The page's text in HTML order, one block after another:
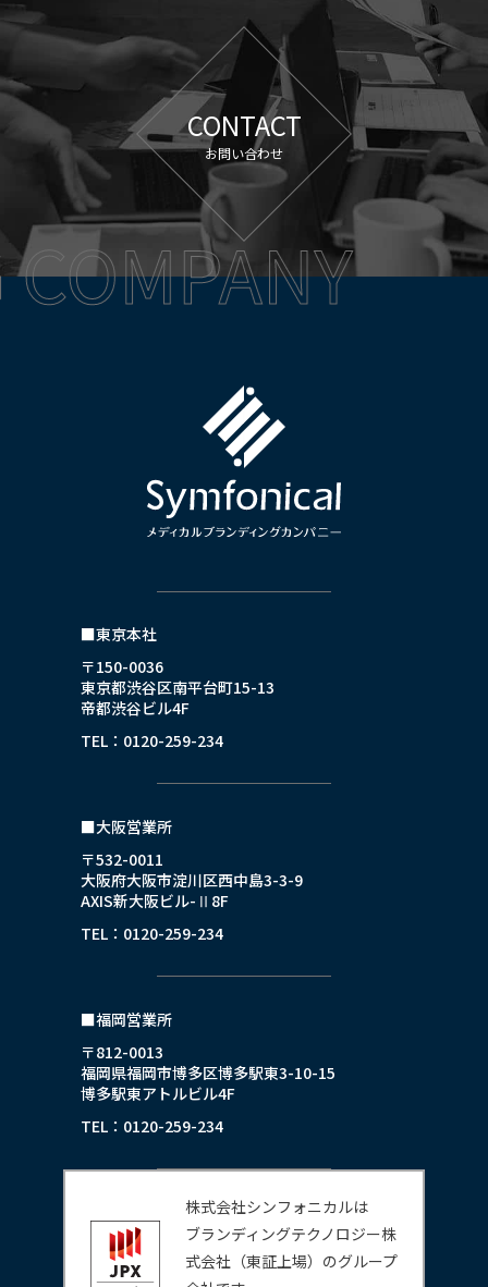
CONTACT
お問い合わせ
■東京本社
〒150-0036
東京都渋谷区南平台町15-13
帝都渋谷ビル4F
TEL：0120-259-234
■大阪営業所
〒532-0011
大阪府大阪市淀川区西中島3-3-9
AXIS新大阪ビル-Ⅱ8F
TEL：0120-259-234
■福岡営業所
〒812-0013
福岡県福岡市博多区博多駅東3-10-15
博多駅東アトルビル4F
TEL：0120-259-234
株式会社シンフォニカルは
ブランディングテクノロジー株
式会社（東証上場）のグループ